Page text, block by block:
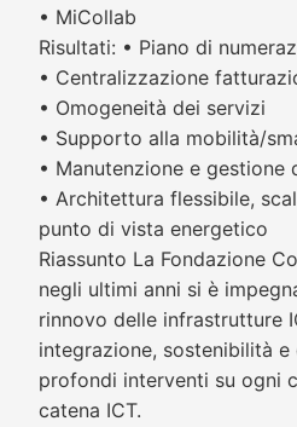
• MiCollab
Risultati: • Piano di
• Centralizzazione
• Omogeneità dei servizi
• Supporto alla mobilità/
• Manutenzione e gestione
• Architettura flessibile,
punto di vista energetico
Riassunto La Fondazione
negli ultimi anni si è
rinnovo delle infrastrutture
integrazione, sostenibilità
profondi interventi su ogni
catena ICT.